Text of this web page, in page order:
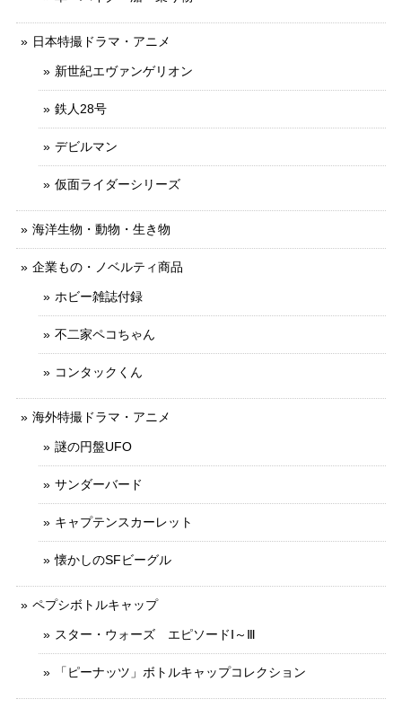
日本特撮ドラマ・アニメ
新世紀エヴァンゲリオン
鉄人28号
デビルマン
仮面ライダーシリーズ
海洋生物・動物・生き物
企業もの・ノベルティ商品
ホビー雑誌付録
不二家ペコちゃん
コンタックくん
海外特撮ドラマ・アニメ
謎の円盤UFO
サンダーバード
キャプテンスカーレット
懐かしのSFビーグル
ペプシボトルキャップ
スター・ウォーズ エピソードⅠ～Ⅲ
「ピーナッツ」ボトルキャップコレクション